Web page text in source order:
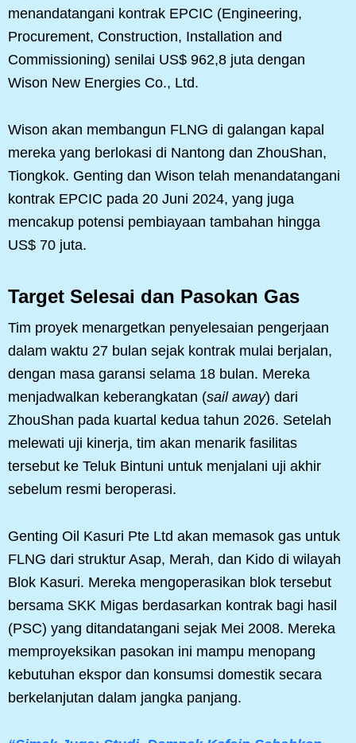
menandatangani kontrak EPCIC (Engineering,
Procurement, Construction, Installation and
Commissioning) senilai US$ 962,8 juta dengan
Wison New Energies Co., Ltd.
Wison akan membangun FLNG di galangan kapal
mereka yang berlokasi di Nantong dan ZhouShan,
Tiongkok. Genting dan Wison telah menandatangani
kontrak EPCIC pada 20 Juni 2024, yang juga
mencakup potensi pembiayaan tambahan hingga
US$ 70 juta.
Target Selesai dan Pasokan Gas
Tim proyek menargetkan penyelesaian pengerjaan
dalam waktu 27 bulan sejak kontrak mulai berjalan,
dengan masa garansi selama 18 bulan. Mereka
menjadwalkan keberangkatan (sail away) dari
ZhouShan pada kuartal kedua tahun 2026. Setelah
melewati uji kinerja, tim akan menarik fasilitas
tersebut ke Teluk Bintuni untuk menjalani uji akhir
sebelum resmi beroperasi.
Genting Oil Kasuri Pte Ltd akan memasok gas untuk
FLNG dari struktur Asap, Merah, dan Kido di wilayah
Blok Kasuri. Mereka mengoperasikan blok tersebut
bersama SKK Migas berdasarkan kontrak bagi hasil
(PSC) yang ditandatangani sejak Mei 2008. Mereka
memproyeksikan pasokan ini mampu menopang
kebutuhan ekspor dan konsumsi domestik secara
berkelanjutan dalam jangka panjang.